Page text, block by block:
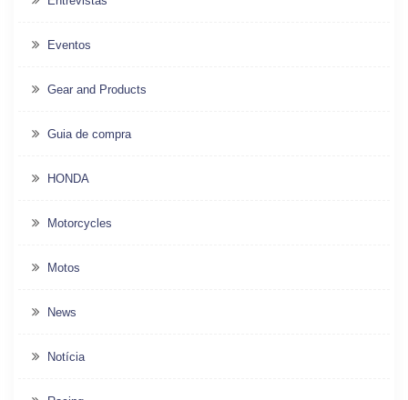
Eventos
Gear and Products
Guia de compra
HONDA
Motorcycles
Motos
News
Notícia